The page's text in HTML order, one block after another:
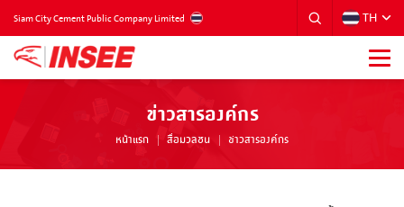
Siam City Cement Public Company Limited TH
ข่าวสารองค์กร
หน้าแรก สื่อมวลชน ข่าวสารองค์กร